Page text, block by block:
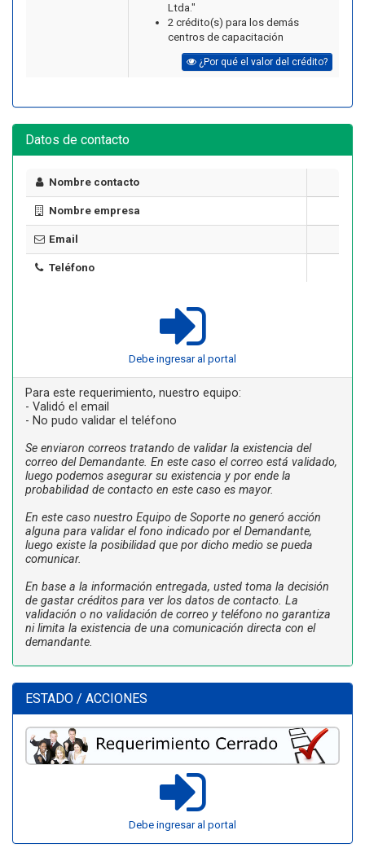
Ltda."
2 crédito(s) para los demás
centros de capacitación
¿Por qué el valor del crédito?
Datos de contacto
Nombre contacto
Nombre empresa
Email
Teléfono
Debe ingresar al portal
Para este requerimiento, nuestro equipo:
- Validó el email
- No pudo validar el teléfono
Se enviaron correos tratando de validar la existencia del
correo del Demandante. En este caso el correo está validado,
luego podemos asegurar su existencia y por ende la
probabilidad de contacto en este caso es mayor.
En este caso nuestro Equipo de Soporte no generó acción
alguna para validar el fono indicado por el Demandante,
luego existe la posibilidad que por dicho medio se pueda
comunicar.
En base a la información entregada, usted toma la decisión
de gastar créditos para ver los datos de contacto. La
validación o no validación de correo y teléfono no garantiza
ni limita la existencia de una comunicación directa con el
demandante.
ESTADO / ACCIONES
Debe ingresar al portal